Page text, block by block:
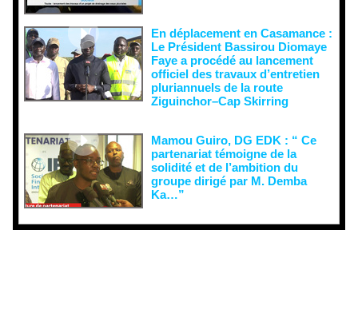
En déplacement en Casamance :
Le Président Bassirou Diomaye
Faye a procédé au lancement
officiel des travaux d’entretien
pluriannuels de la route
Ziguinchor–Cap Skirring
Mamou Guiro, DG EDK : “ Ce
partenariat témoigne de la
solidité et de l’ambition du
groupe dirigé par M. Demba
Ka…”